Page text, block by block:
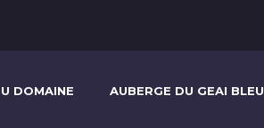
DOMAINE AUBERGE DU GEAI BLEU